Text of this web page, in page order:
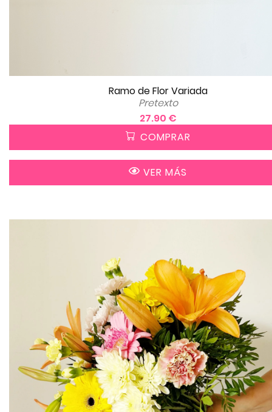
Ramo de Flor Variada
Pretexto
27.90 €
COMPRAR
VER MÁS